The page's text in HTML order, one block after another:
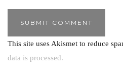
This site uses Akismet to reduce
data is processed.